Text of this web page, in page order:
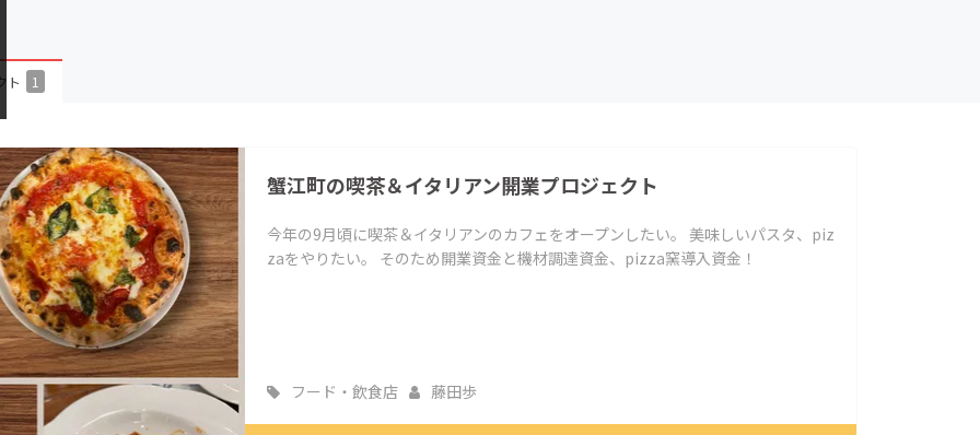
CAMPFIRE for Social Good
CAMPFIRE Creation
CAMPFIREふるさと納税
ト 1
蟹江町の喫茶＆イタリアン開業プロジェクト
今年の9月頃に喫茶＆イタリアンのカフェをオープンしたい。 美味しいパスタ、piz
zaをやりたい。 そのため開業資金と機材調達資金、pizza窯導入資金！
フード・飲食店 藤田歩